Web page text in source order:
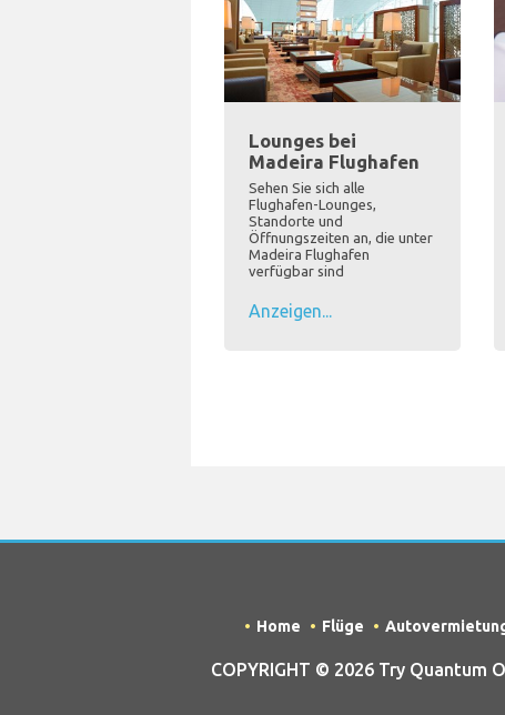
Lounges bei
Madeira Flughafen
Sehen Sie sich alle
Flughafen-Lounges,
Standorte und
Öffnungszeiten an, die unter
Madeira Flughafen
verfügbar sind
Anzeigen...
Home Flüge
COPYRIGHT © 2026 Try